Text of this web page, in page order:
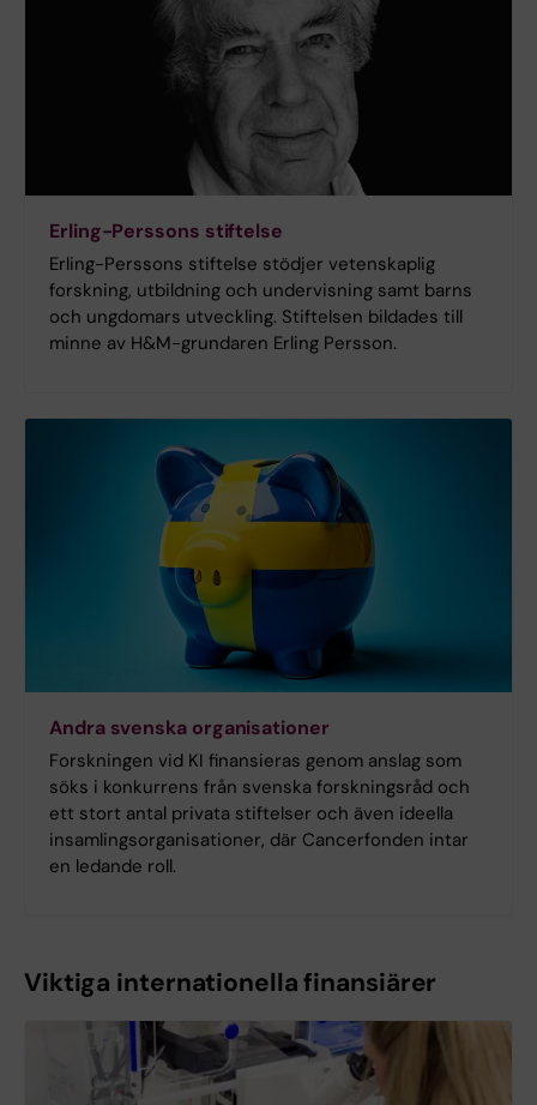
Erling-Perssons stiftelse
Erling-Perssons stiftelse stödjer vetenskaplig
forskning, utbildning och undervisning samt barns
och ungdomars utveckling. Stiftelsen bildades till
minne av H&M-grundaren Erling Persson.
Andra svenska organisationer
Forskningen vid KI finansieras genom anslag som
söks i konkurrens från svenska forskningsråd och
ett stort antal privata stiftelser och även ideella
insamlingsorganisationer, där Cancerfonden intar
en ledande roll.
Viktiga internationella finansiärer